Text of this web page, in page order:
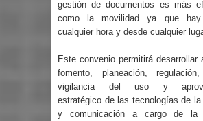
gestión de documentos es más
como la movilidad ya que
cualquier hora y desde cualquier
Este convenio permitirá desarrollar
fomento, planeación,
vigilancia del uso y
estratégico de las tecnologías de la
y comunicación a cargo de la